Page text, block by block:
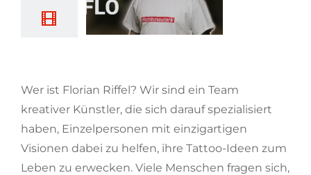
PIERCING STUDIO
VLOG
Wer ist Florian Riffel? Wir sind ein Team
kreativer Künstler, die sich darauf spezialisiert
haben, Einzelpersonen mit einzigartigen
Visionen dabei zu helfen, ihre Tattoo-Ideen zum
Leben zu erwecken. Viele Menschen fragen sich,